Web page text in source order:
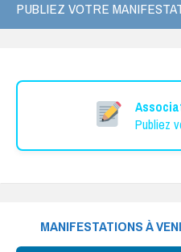
PUBLIEZ VOTRE
Publiez
MANIFESTATIONS À